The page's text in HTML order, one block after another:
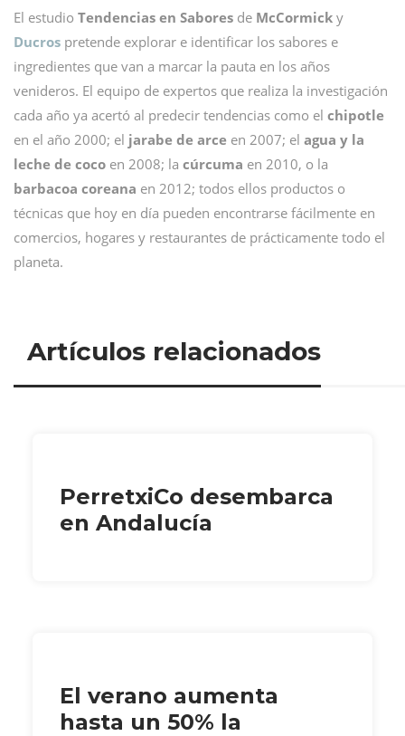
El estudio Tendencias en Sabores de McCormick y
Ducros pretende explorar e identificar los sabores e
ingredientes que van a marcar la pauta en los años
venideros. El equipo de expertos que realiza la investigación
cada año ya acertó al predecir tendencias como el chipotle
en el año 2000; el jarabe de arce en 2007; el agua y la
leche de coco en 2008; la cúrcuma en 2010, o la
barbacoa coreana en 2012; todos ellos productos o
técnicas que hoy en día pueden encontrarse fácilmente en
comercios, hogares y restaurantes de prácticamente todo el
planeta.
Artículos relacionados
PerretxiCo desembarca
en Andalucía
El verano aumenta
hasta un 50% la